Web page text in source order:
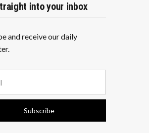
into your inbox
and receive our daily
Subscribe